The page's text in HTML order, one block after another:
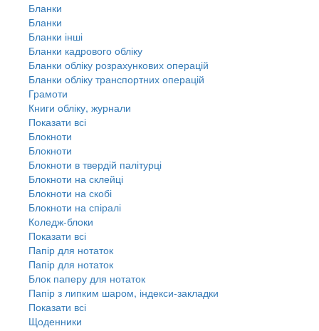
Бланки
Бланки
Бланки інші
Бланки кадрового обліку
Бланки обліку розрахункових операцій
Бланки обліку транспортних операцій
Грамоти
Книги обліку, журнали
Показати всі
Блокноти
Блокноти
Блокноти в твердій палітурці
Блокноти на склейці
Блокноти на скобі
Блокноти на спіралі
Коледж-блоки
Показати всі
Папір для нотаток
Папір для нотаток
Блок паперу для нотаток
Папір з липким шаром, індекси-закладки
Показати всі
Щоденники